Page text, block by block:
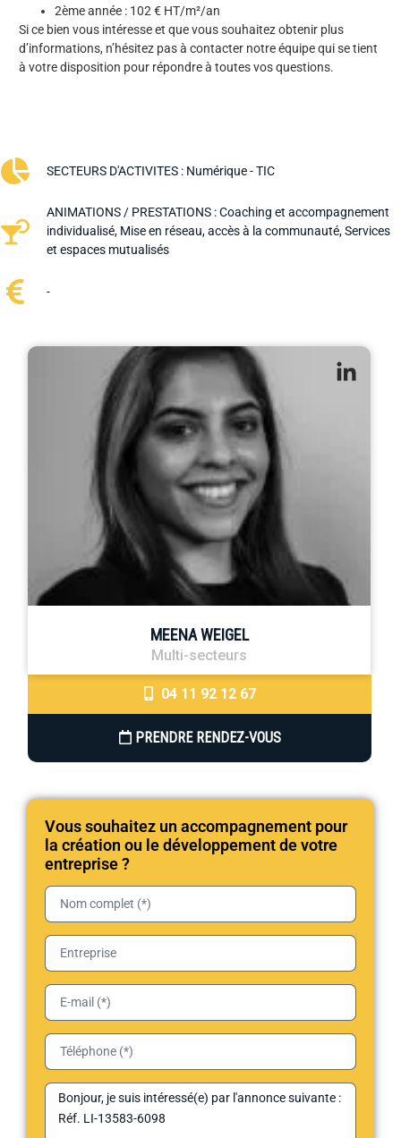
2ème année : 102 € HT/m²/an
Si ce bien vous intéresse et que vous souhaitez obtenir plus
d’informations, n’hésitez pas à contacter notre équipe qui se tient
à votre disposition pour répondre à toutes vos questions.
SECTEURS D'ACTIVITES : Numérique - TIC
ANIMATIONS / PRESTATIONS :Coaching et accompagnement
individualisé, Mise en réseau, accès à la communauté,Services
et espaces mutualisés
-
MEENA WEIGEL
Multi-secteurs
04 11 92 12 67
PRENDRE RENDEZ-VOUS
Vous souhaitez un accompagnement pour
la création ou le développement de votre
entreprise ?